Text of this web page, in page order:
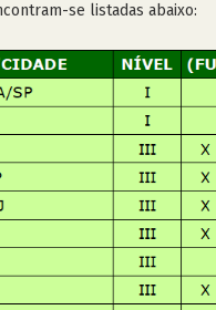
se listadas abaixo: